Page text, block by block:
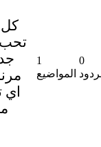
كل
تحب
1
المواضيع
0